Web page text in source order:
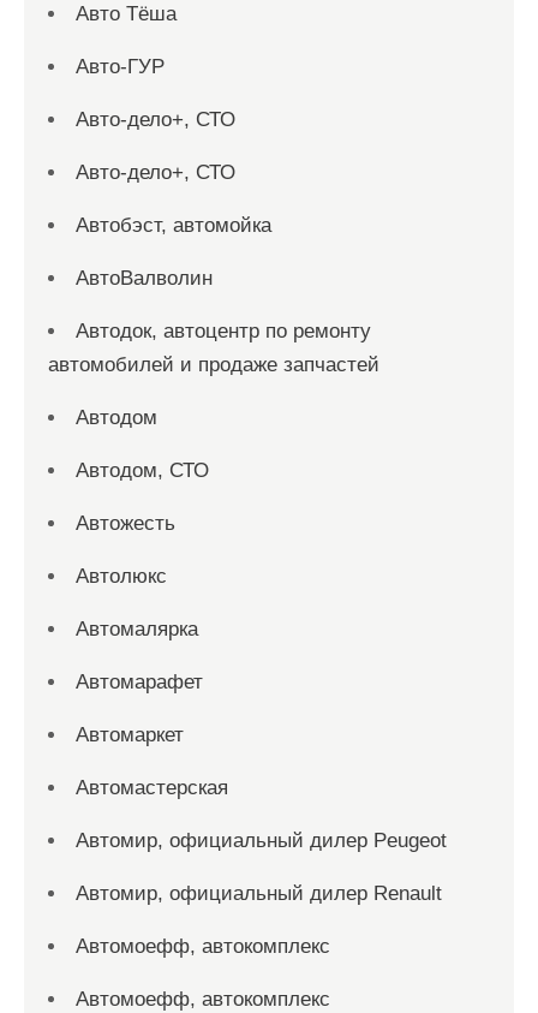
Авто Тёша
Авто-ГУР
Авто-дело+, СТО
Авто-дело+, СТО
Автобэст, автомойка
АвтоВалволин
Автодок, автоцентр по ремонту
автомобилей и продаже запчастей
Автодом
Автодом, СТО
Автожесть
Автолюкс
Автомалярка
Автомарафет
Автомаркет
Автомастерская
Автомир, официальный дилер Peugeot
Автомир, официальный дилер Renault
Автомоефф, автокомплекс
Автомоефф, автокомплекс